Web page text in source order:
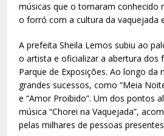
músicas que o tornaram conhecido
o forró com a cultura da vaquejada
A prefeita Sheila Lemos subiu ao
o artista e oficializar a abertura dos
Parque de Exposições. Ao longo
grandes sucessos, como “Meia
e “Amor Proibido”. Um dos pontos
música “Chorei na Vaquejada”,
pelas milhares de pessoas